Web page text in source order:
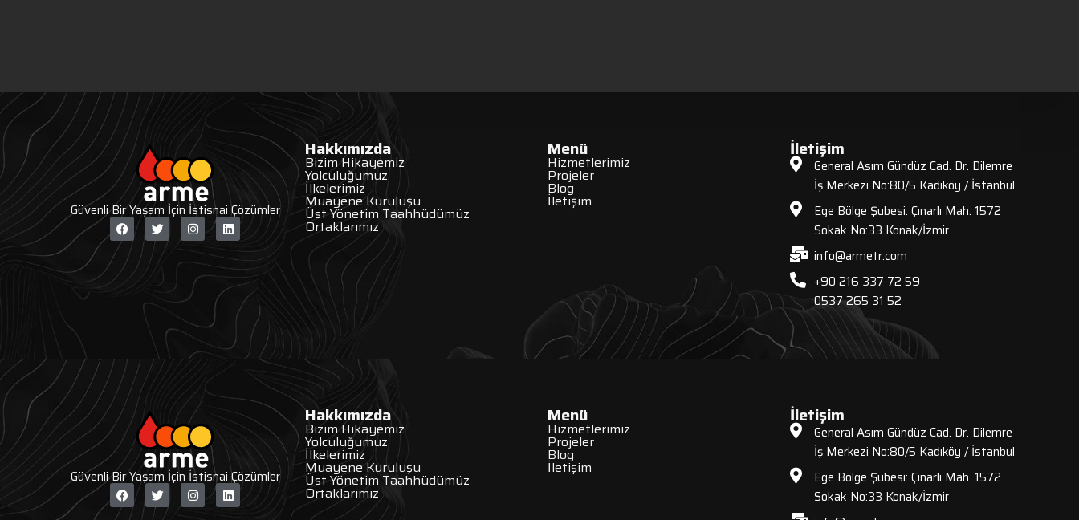
Güvenli Bir Yaşam İçin İstisnai Çözümler
Hakkımızda
Bizim Hikayemiz
Yolculuğumuz
İlkelerimiz
Muayene Kuruluşu
Üst Yönetim Taahhüdümüz
Ortaklarımız
Menü
Hizmetlerimiz
Projeler
Blog
İletişim
İletişim
General Asım Gündüz Cad. Dr. Dilemre
İş Merkezi No:80/5 Kadıköy / İstanbul
Ege Bölge Şubesi: Çınarlı Mah. 1572
Sokak No:33 Konak/İzmir
info@armetr.com
+90 216 337 72 59
0537 265 31 52
Güvenli Bir Yaşam İçin İstisnai Çözümler
Hakkımızda
Bizim Hikayemiz
Yolculuğumuz
İlkelerimiz
Muayene Kuruluşu
Üst Yönetim Taahhüdümüz
Ortaklarımız
Menü
Hizmetlerimiz
Projeler
Blog
İletişim
İletişim
General Asım Gündüz Cad. Dr. Dilemre
İş Merkezi No:80/5 Kadıköy / İstanbul
Ege Bölge Şubesi: Çınarlı Mah. 1572
Sokak No:33 Konak/İzmir